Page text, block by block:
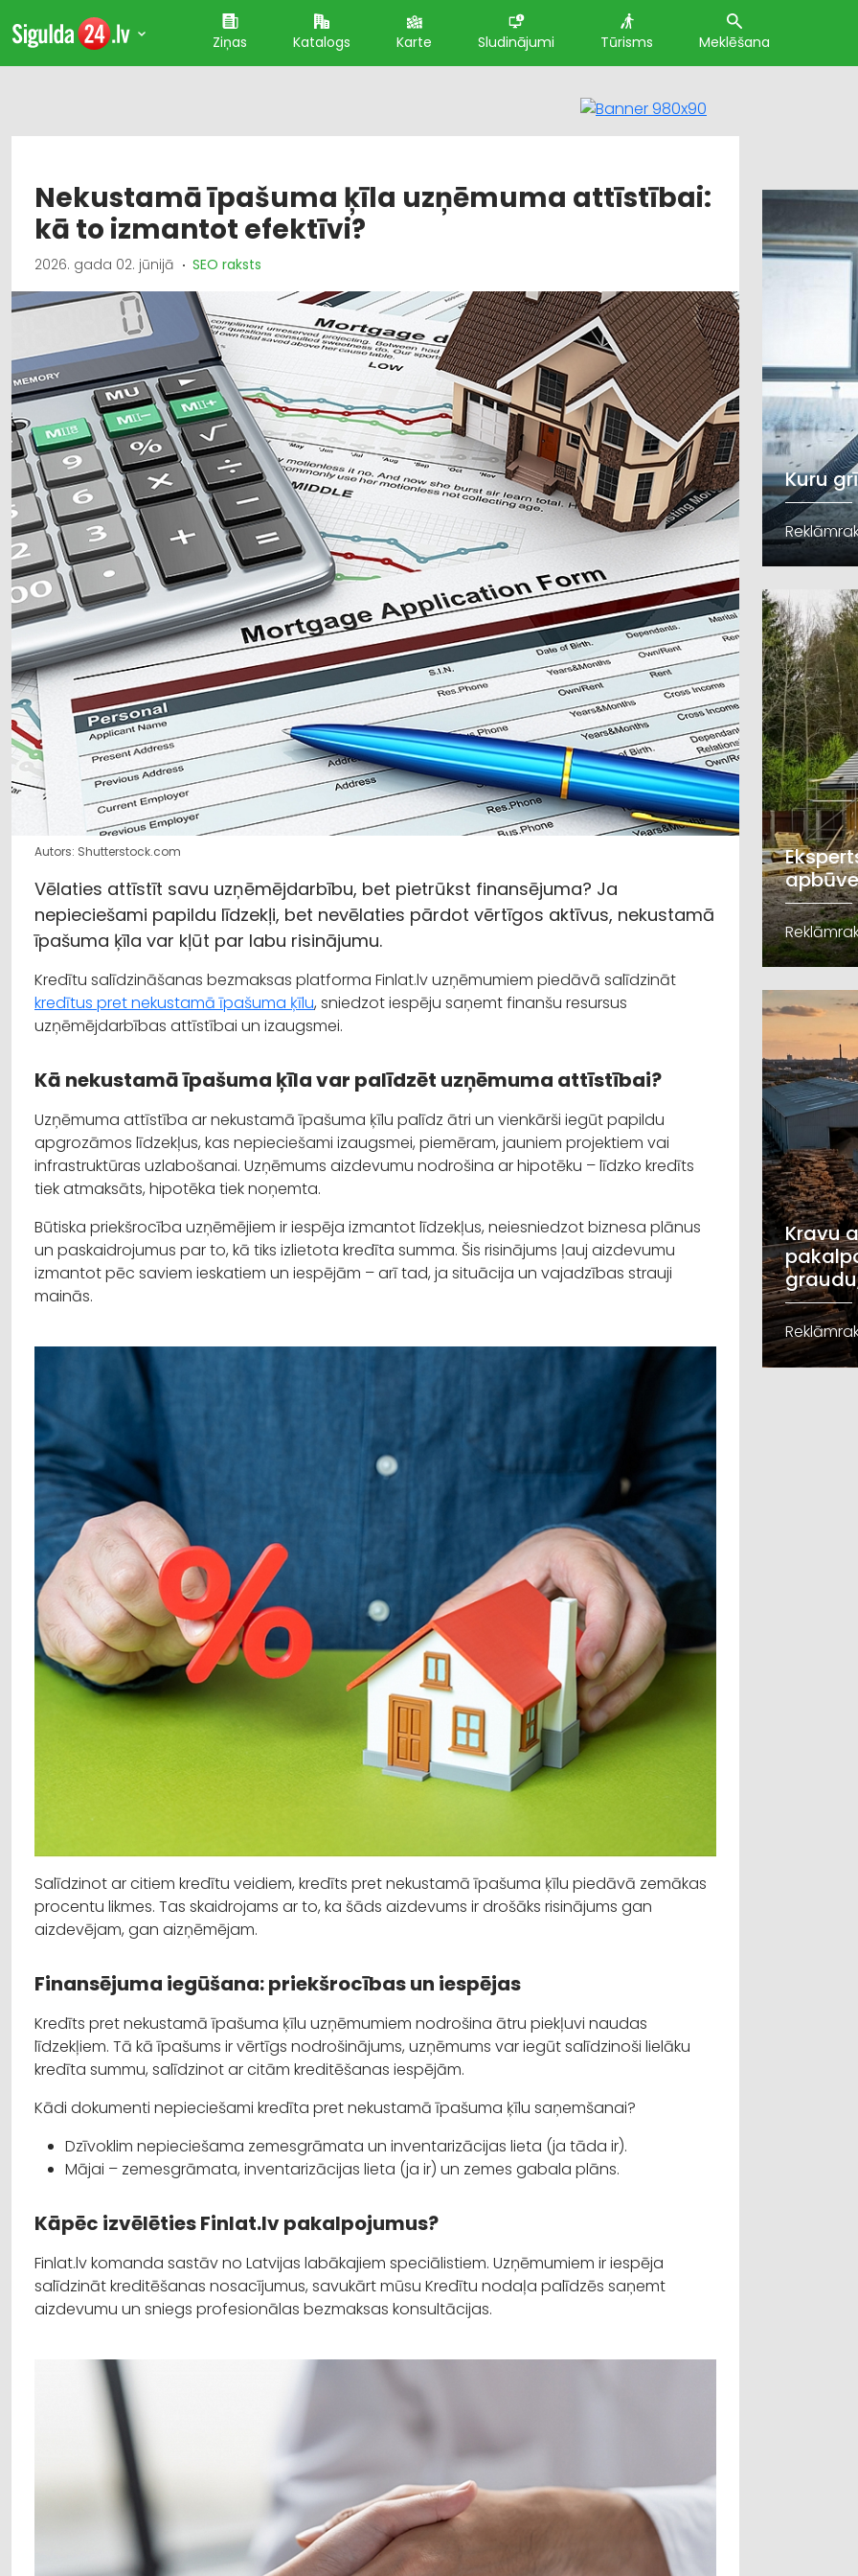
Ziņas Katalogs Karte Sludinājumi Tūrisms Meklēšana
Nekustamā īpašuma ķīla uzņēmuma attīstībai:
kā to izmantot efektīvi?
2026. gada 02. jūnijā SEO raksts
Autors: Shutterstock.com
Vēlaties attīstīt savu uzņēmējdarbību, bet pietrūkst finansējuma? Ja
nepieciešami papildu līdzekļi, bet nevēlaties pārdot vērtīgos aktīvus, nekustamā
īpašuma ķīla var kļūt par labu risinājumu.
Kredītu salīdzināšanas bezmaksas platforma Finlat.lv uzņēmumiem piedāvā salīdzināt
kredītus pret nekustamā īpašuma ķīlu, sniedzot iespēju saņemt finanšu resursus
uzņēmējdarbības attīstībai un izaugsmei.
Kā nekustamā īpašuma ķīla var palīdzēt uzņēmuma attīstībai?
Uzņēmuma attīstība ar nekustamā īpašuma ķīlu palīdz ātri un vienkārši iegūt papildu
apgrozāmos līdzekļus, kas nepieciešami izaugsmei, piemēram, jauniem projektiem vai
infrastruktūras uzlabošanai. Uzņēmums aizdevumu nodrošina ar hipotēku – līdzko kredīts
tiek atmaksāts, hipotēka tiek noņemta.
Būtiska priekšrocība uzņēmējiem ir iespēja izmantot līdzekļus, neiesniedzot biznesa plānus
un paskaidrojumus par to, kā tiks izlietota kredīta summa. Šis risinājums ļauj aizdevumu
izmantot pēc saviem ieskatiem un iespējām – arī tad, ja situācija un vajadzības strauji
mainās.
Salīdzinot ar citiem kredītu veidiem, kredīts pret nekustamā īpašuma ķīlu piedāvā zemākas
procentu likmes. Tas skaidrojams ar to, ka šāds aizdevums ir drošāks risinājums gan
aizdevējam, gan aizņēmējam.
Finansējuma iegūšana: priekšrocības un iespējas
Kredīts pret nekustamā īpašuma ķīlu uzņēmumiem nodrošina ātru piekļuvi naudas
līdzekļiem. Tā kā īpašums ir vērtīgs nodrošinājums, uzņēmums var iegūt salīdzinoši lielāku
kredīta summu, salīdzinot ar citām kreditēšanas iespējām.
Kādi dokumenti nepieciešami kredīta pret nekustamā īpašuma ķīlu saņemšanai?
Dzīvoklim nepieciešama zemesgrāmata un inventarizācijas lieta (ja tāda ir).
Mājai – zemesgrāmata, inventarizācijas lieta (ja ir) un zemes gabala plāns.
Kāpēc izvēlēties Finlat.lv pakalpojumus?
Finlat.lv komanda sastāv no Latvijas labākajiem speciālistiem. Uzņēmumiem ir iespēja
salīdzināt kreditēšanas nosacījumus, savukārt mūsu Kredītu nodaļa palīdzēs saņemt
aizdevumu un sniegs profesionālas bezmaksas konsultācijas.
Kuru
Kravu